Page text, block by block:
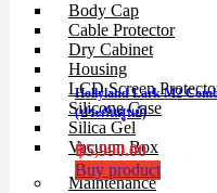
Body Cap
Cable Protector
Dry Cabinet
Housing
LCD Screen
Silicone Case
Silica Gel
Vacuum Box
Maintenance
Hollyland Lark M2
(ประกันศูนย์)
฿5,990.00
Buy product